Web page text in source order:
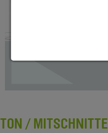
TON / MITSCHNITTE